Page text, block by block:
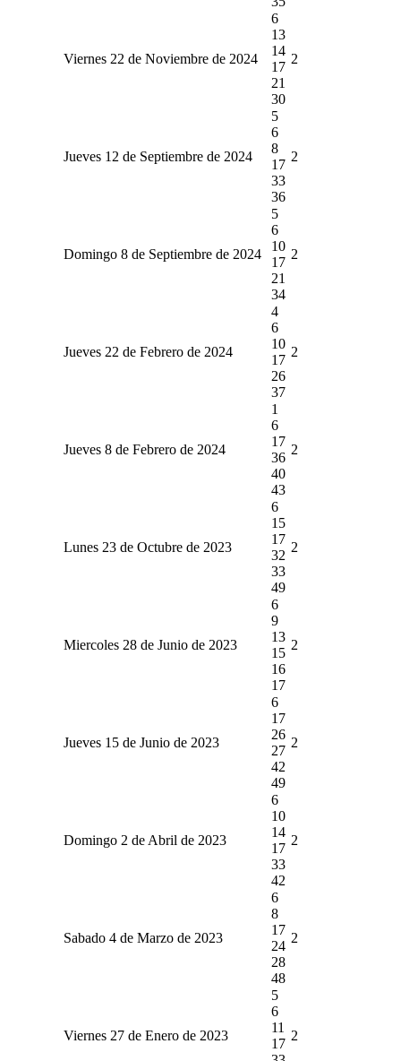
Viernes 22 de Noviembre de 2024
6
13
14
17
21
30
2
Jueves 12 de Septiembre de 2024
5
6
8
17
33
36
2
Domingo 8 de Septiembre de 2024
5
6
10
17
21
34
2
Jueves 22 de Febrero de 2024
4
6
10
17
26
37
2
Jueves 8 de Febrero de 2024
1
6
17
36
40
43
2
Lunes 23 de Octubre de 2023
6
15
17
32
33
49
2
Miercoles 28 de Junio de 2023
6
9
13
15
16
17
2
Jueves 15 de Junio de 2023
6
17
26
27
42
49
2
Domingo 2 de Abril de 2023
6
10
14
17
33
42
2
Sabado 4 de Marzo de 2023
6
8
17
24
28
48
2
Viernes 27 de Enero de 2023
5
6
11
17
2